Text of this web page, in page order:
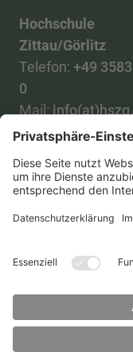
Hochschule
Zittau/Görlitz
Telefon: +49
0
Mail:
Alle
Impressum